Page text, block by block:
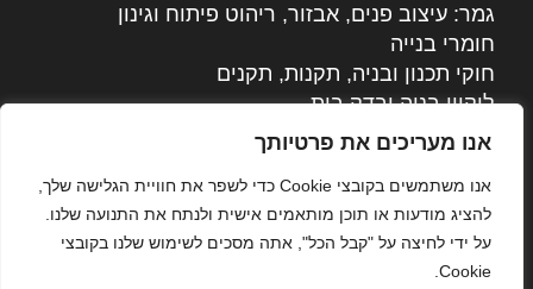
אנו מעריכים את פרטיותך
אנו משתמשים בקובצי Cookie כדי לשפר את חוויית הגלישה שלך,
להציג מודעות או תוכן מותאמים אישית ולנתח את התנועה שלנו.
על ידי לחיצה על "קבל הכל", אתה מסכים לשימוש שלנו בקובצי
Cookie.
גמר: עיצוב פנים, אבזור, ריהוט פיתוח וגינון
חומרי בנייה
חוקי תכנון ובניה, תקנות, תקנים
ליקויי בניה ובדק בית
נדל"ן: זכויות, אגרות ועסקאות
עקרונות ניהול אחזקה מתקדמות
צילום אדריכלי
שיווק נדלן
שיטות בניה: מפרטים והמלצות